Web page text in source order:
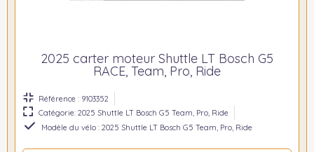
2025 carter moteur Shuttle LT Bosch G5
RACE, Team, Pro, Ride
Référence : 9103352
Catégorie: 2025 Shuttle LT Bosch G5 Team, Pro, Ride
Modèle du vélo : 2025 Shuttle LT Bosch G5 Team, Pro, Ride